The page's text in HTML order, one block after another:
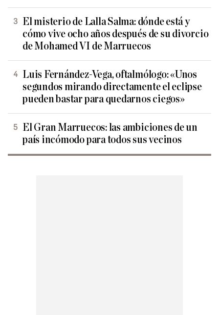
El misterio de Lalla Salma: dónde está y
cómo vive ocho años después de su divorcio
de Mohamed VI de Marruecos
Luis Fernández-Vega, oftalmólogo: «Unos
segundos mirando directamente el eclipse
pueden bastar para quedarnos ciegos»
El Gran Marruecos: las ambiciones de un
país incómodo para todos sus vecinos